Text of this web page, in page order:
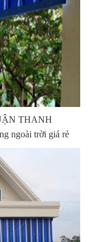
THANH
ngoài trời giá rẻ